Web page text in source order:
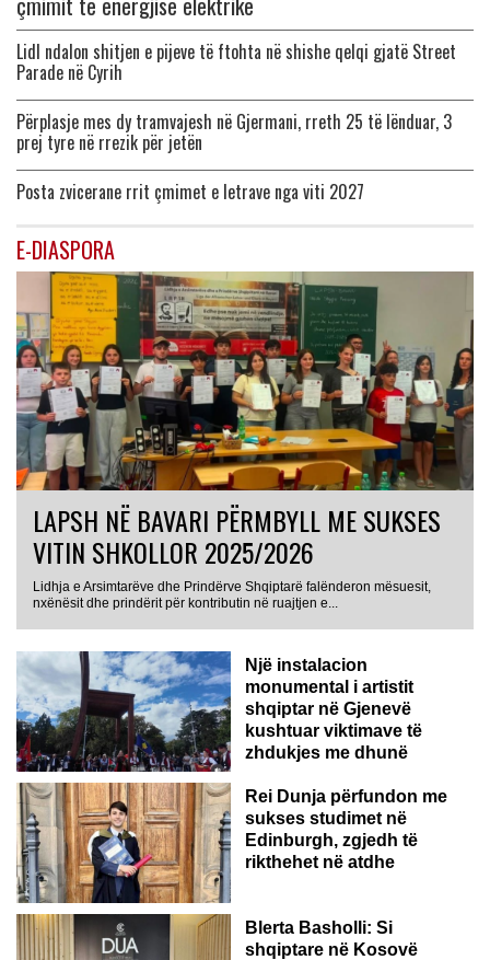
Lidl ndalon shitjen e pijeve të ftohta në shishe qelqi gjatë Street
Parade në Cyrih
Përplasje mes dy tramvajesh në Gjermani, rreth 25 të lënduar, 3
prej tyre në rrezik për jetën
Posta zvicerane rrit çmimet e letrave nga viti 2027
E-DIASPORA
LAPSH NË BAVARI PËRMBYLL ME SUKSES
VITIN SHKOLLOR 2025/2026
Lidhja e Arsimtarëve dhe Prindërve Shqiptarë falënderon mësuesit,
nxënësit dhe prindërit për kontributin në ruajtjen e...
Një instalacion
monumental i artistit
shqiptar në Gjenevë
kushtuar viktimave të
zhdukjes me dhunë
Rei Dunja përfundon me
sukses studimet në
Edinburgh, zgjedh të
rikthehet në atdhe
Blerta Basholli: Si
shqiptare në Kosovë